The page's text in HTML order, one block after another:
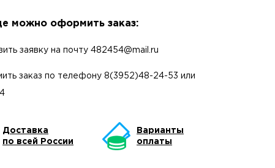
можно оформить заказ:
заявку на почту 482454@mail.ru
заказ по телефону 8(3952)48-24-53 или
Доставка
по всей России
Варианты
оплаты